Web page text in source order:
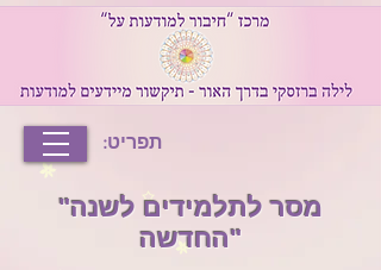
תפריט:
"מסר לתלמידים לשנה
החדשה"